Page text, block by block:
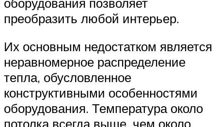
преобразить любой интерьер.
Их основным недостатком является
неравномерное распределение
тепла, обусловленное
конструктивными особенностями
оборудования. Температура около
потолка всегда выше, чем около